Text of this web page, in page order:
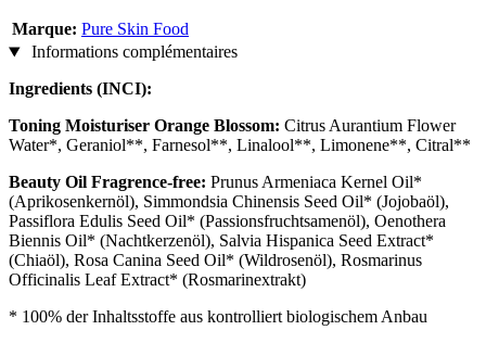
Marque: Pure Skin Food
Informations complémentaires
Ingredients (INCI):
Toning Moisturiser Orange Blossom: Citrus Aurantium Flower
Water*, Geraniol**, Farnesol**, Linalool**, Limonene**, Citral**
Beauty Oil Fragrence-free: Prunus Armeniaca Kernel Oil*
(Aprikosenkernöl), Simmondsia Chinensis Seed Oil* (Jojobaöl),
Passiflora Edulis Seed Oil* (Passionsfruchtsamenöl), Oenothera
Biennis Oil* (Nachtkerzenöl), Salvia Hispanica Seed Extract*
(Chiaöl), Rosa Canina Seed Oil* (Wildrosenöl), Rosmarinus
Officinalis Leaf Extract* (Rosmarinextrakt)
* 100% der Inhaltsstoffe aus kontrolliert biologischem Anbau